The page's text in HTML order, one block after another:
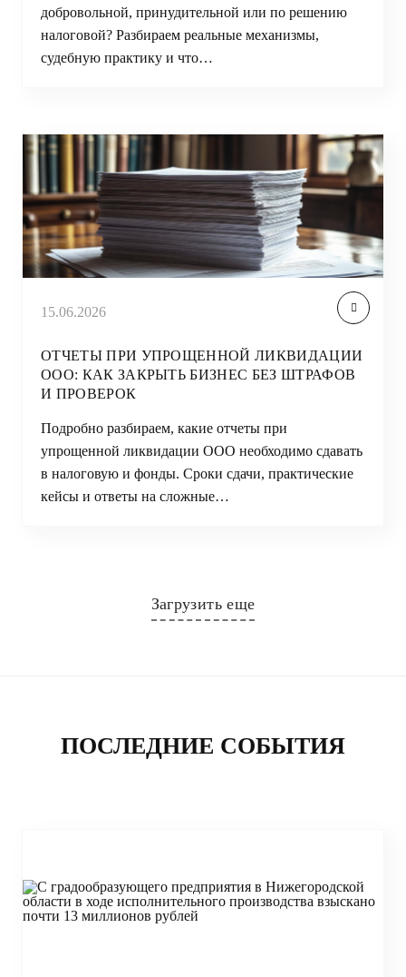
добровольной, принудительной или по решению
налоговой? Разбираем реальные механизмы,
судебную практику и что…
15.06.2026
ОТЧЕТЫ ПРИ УПРОЩЕННОЙ ЛИКВИДАЦИИ
ООО: КАК ЗАКРЫТЬ БИЗНЕС БЕЗ ШТРАФОВ
И ПРОВЕРОК
Подробно разбираем, какие отчеты при
упрощенной ликвидации ООО необходимо сдавать
в налоговую и фонды. Сроки сдачи, практические
кейсы и ответы на сложные…
Загрузить еще
ПОСЛЕДНИЕ СОБЫТИЯ